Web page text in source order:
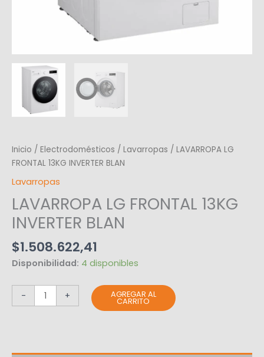
Inicio / Electrodomésticos / Lavarropas / LAVARROPA LG
FRONTAL 13KG INVERTER BLAN
Lavarropas
LAVARROPA LG FRONTAL 13KG
INVERTER BLAN
$1.508.622,41
Disponibilidad: 4 disponibles
- + AGREGAR AL
CARRITO